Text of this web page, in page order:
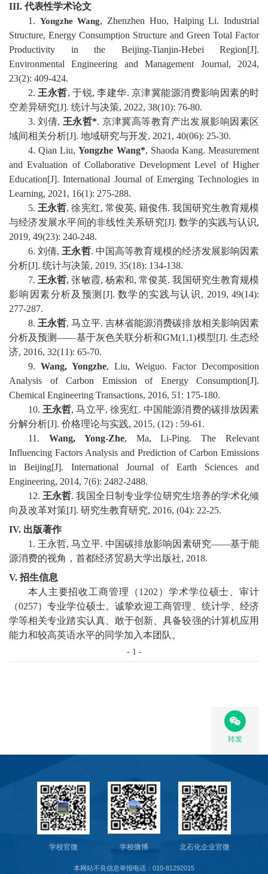
研
生
活
交
III. 代表性学术论文
1 . YongzheWang, Zhenzhen Huo, HaipingLi.Industrial
Structure, Energy Consumption Structure and Green Total Factor
Productivity in the Beijing-Tianjin-Hebei Region[J].
Environmental Engineering and Management Journal, 2024,
23(2): 409-424.
2. 王永哲, 于锐, 李建华. 京津冀能源消费影响因素的时
空差异研究[J]. 统计与决策, 2022, 38(10): 76-80.
3.刘倩, 王永哲*. 京津冀高等教育产出发展影响因素区
域间相关分析[J]. 地域研究与开发, 2021, 40(06): 25-30.
4.Qian Liu,Yongzhe Wang*, Shaoda Kang. Measurement
and Evaluation of Collaborative Development Level of Higher
Education[J]. International Journal of Emerging Technologies in
Learning, 2021, 16(1): 275-288.
5. 王永哲,徐宪红, 常俊英,籍俊伟.我国研究生教育规模
与经济发展水平间的非线性关系研究[J].数学的实践与认识,
2019, 49(23): 240-248.
6.刘倩, 王永哲. 中国高等教育规模的经济发展影响因素
分析[J]. 统计与决策, 2019, 35(18): 134-138.
7. 王永哲,张敏霞, 杨索和,常俊英.我国研究生教育规模
影响因素分析及预测 [J].数学的实践与认识, 2019, 49(14):
277-287.
8. 王永哲,马立平. 吉林省能源消费碳排放相关影响因素
分析及预测——基于灰色关联分析和GM(1,1)模型[J]. 生态经
济, 2016, 32(11): 65-70.
9. Wang, Yongzhe, Liu, Weiguo. Factor Decomposition
Analysis of Carbon Emission of Energy Consumption[J].
Chemical Engineering Transactions, 2016, 51: 175-180.
10. 王永哲,马立平, 徐宪红. 中国能源消费的碳排放因素
分解分析[J]. 价格理论与实践, 2015, (12) : 59-61.
11 . Wang, Yong-Zhe, Ma, Li-Ping. TheRelevant
Influencing Factors Analysis and Prediction of Carbon Emissions
in Beijing[J]. International Journal of Earth Sciences and
Engineering, 2014, 7(6): 2482-2488.
1 2. 王永哲.我国全日制专业学位研究生培养的学术化倾
向及改革对策[J]. 研究生教育研究, 2016, (04): 22-25.
IV. 出版著作
1. 王永哲,马立平. 中国碳排放影响因素研究——基于能
源消费的视角，首都经济贸易大学出版社, 2018.
V. 招生信息
本人主要招收工商管理（1202 ）学术学位硕士、审计
（0257）专业学位硕士。诚挚欢迎工商管理、统计学、经济
学等相关专业踏实认真、敢于创新、具备较强的计算机应用
能力和较高英语水平的同学加入本团队。
- 1 -
转发
学校官微 学校微博 北石化企业官微
本网站不良信息举报电话：010-81292015